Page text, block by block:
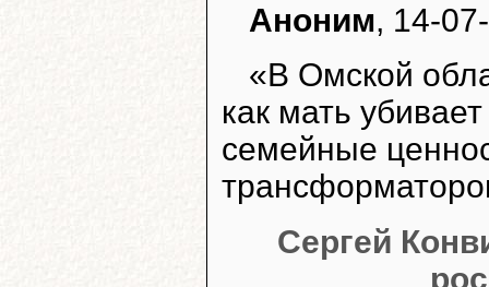
Аноним, 14-
«В Омской
как мать
семейные
Сергей